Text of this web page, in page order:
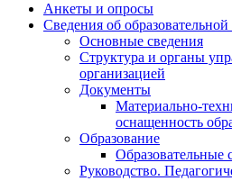
Анкеты и опросы
Сведения об
Основные сведения
Структура и органы
организацией
Документы
Материально-
оснащенность
Образование
Образовательные
Руководство.